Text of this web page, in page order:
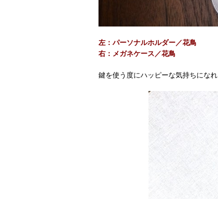
左： パーソナルホルダー／花鳥
右： メガネケース／花鳥
鍵を使う度にハッピーな気持ちになれ